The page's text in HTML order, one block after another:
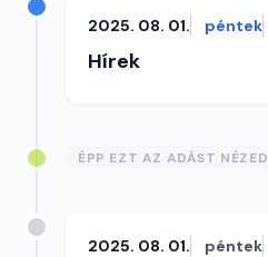
2025. 08. 01. péntek
Hírek
ÉPP EZT AZ ADÁST NÉZED
2025. 08. 01. péntek